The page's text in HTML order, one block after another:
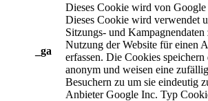
_ga
Dieses Cookie wird von
Dieses Cookie wird verwendet
Sitzungs- und
Nutzung der Website für einen
erfassen. Die Cookies
anonym und weisen eine
Besuchern zu um sie eindeutig
Anbieter Google Inc. Typ